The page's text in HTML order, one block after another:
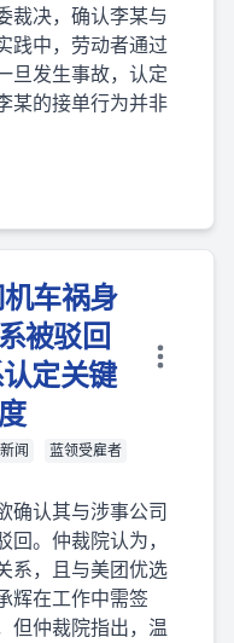
裁决，确认李某与
践中，劳动者通过
旦发生事故，认定
某的接单行为并非
车祸身
被驳回
定关键
闻
蓝领受雇者
确认其与涉事公司
。仲裁院认为，
系，且与美团优选
辉在工作中需签
但仲裁院指出，温